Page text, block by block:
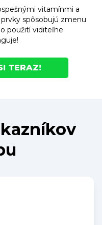
vitamínmi a
spôsobujú zmenu
použití viditeľne
TERAZ!